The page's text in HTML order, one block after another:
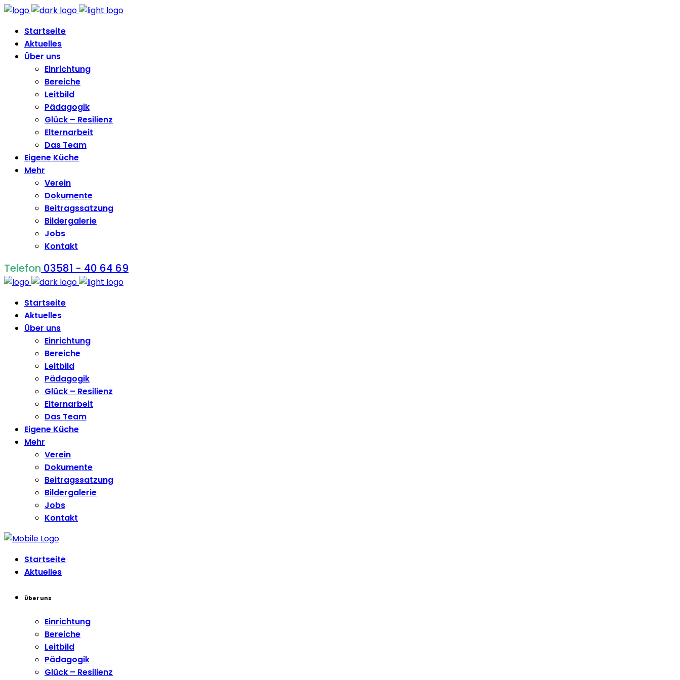
Startseite
Aktuelles
Über uns
Einrichtung
Bereiche
Leitbild
Pädagogik
Glück – Resilienz
Elternarbeit
Das Team
Eigene Küche
Mehr
Verein
Dokumente
Beitragssatzung
Bildergalerie
Jobs
Kontakt
Telefon 03581 - 40 64 69
Startseite
Aktuelles
Über uns
Einrichtung
Bereiche
Leitbild
Pädagogik
Glück – Resilienz
Elternarbeit
Das Team
Eigene Küche
Mehr
Verein
Dokumente
Beitragssatzung
Bildergalerie
Jobs
Kontakt
Startseite
Aktuelles
Über uns
Einrichtung
Bereiche
Leitbild
Pädagogik
Glück – Resilienz